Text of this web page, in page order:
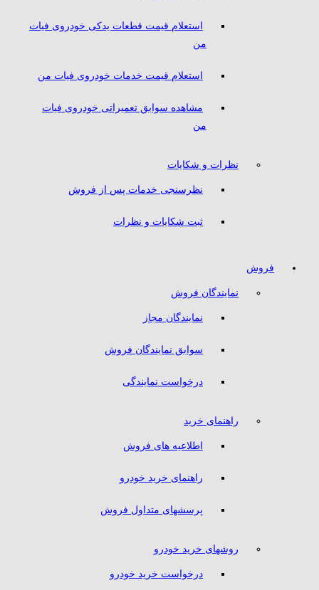
استعلام قیمت قطعات یدکی خودروی فیات
من
استعلام قیمت خدمات خودروی فیات من
مشاهده سوابق تعمیراتی خودروی فیات
من
نظرات و شکایات
نظرسنجی خدمات پس از فروش
ثبت شکایات و نظرات
فروش
نمایندگان فروش
نمایندگان مجاز
سوابق نمایندگان فروش
درخواست نمایندگی
راهنمای خرید
اطلاعیه های فروش
راهنمای خرید خودرو
پرسشهای متداول فروش
روشهای خرید خودرو
درخواست خرید خودرو